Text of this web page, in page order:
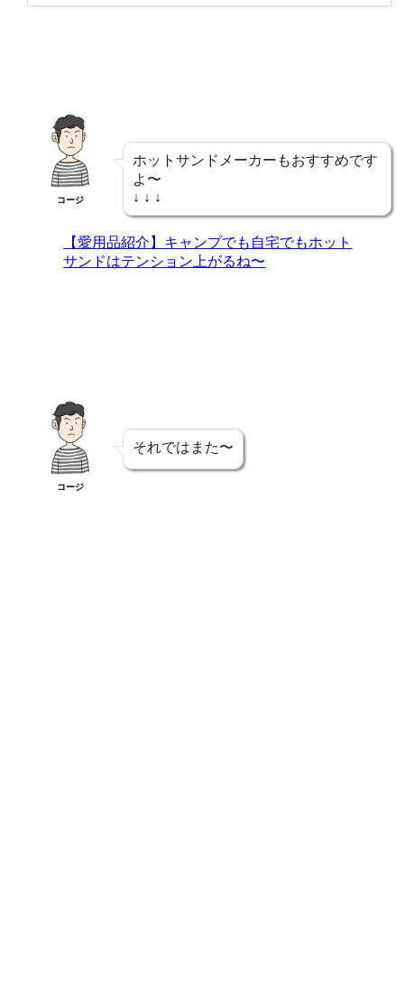
コージ
ホットサンドメーカーもおすすめです
よ〜
↓ ↓ ↓
【愛用品紹介】キャンプでも自宅でもホット
サンドはテンション上がるね〜
コージ
それではまた〜